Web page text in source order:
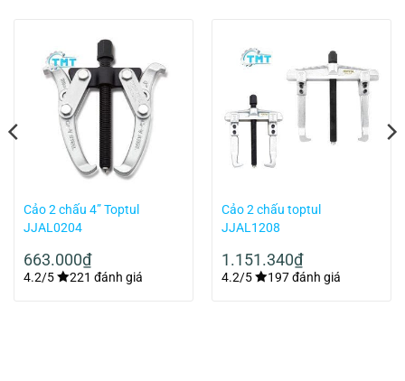
Cảo 2 chấu 4” Toptul
JJAL0204
663.000₫
4.2/5 221 đánh giá
Cảo 2 chấu toptul
JJAL1208
1.151.340₫
4.2/5 197 đánh giá